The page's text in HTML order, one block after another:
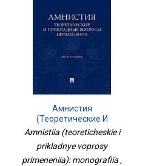
Амнистия
(теоретические И
Прикладные Вопросы
Применения):
Монография
Amnistiia (teoreticheskie i
prikladnye voprosy
primeneniia): monografiia ,